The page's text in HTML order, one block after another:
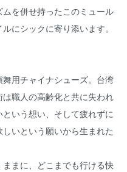
を併せ持ったこのミュール
にシックに寄り添います。
用チャイナシューズ。台湾
職人の高齢化と共に失われ
いう想い、そして疲れずに
いという願いから生まれた
まに、どこまでも行ける快